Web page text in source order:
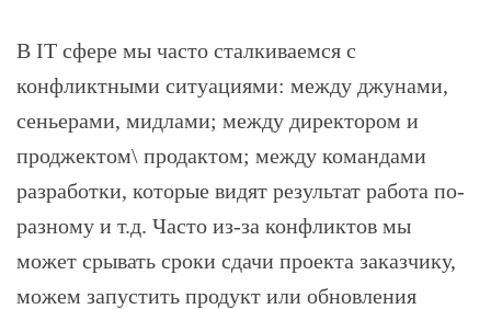
В IT сфере мы часто сталкиваемся с
конфликтными ситуациями: между джунами,
сеньерами, мидлами; между директором и
проджектом\ продактом; между командами
разработки, которые видят результат работа по-
разному и т.д. Часто из-за конфликтов мы
может срывать сроки сдачи проекта заказчику,
можем запустить продукт или обновления